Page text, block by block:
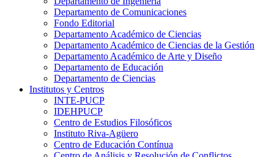
Departamento de Comunicaciones
Fondo Editorial
Departamento Académico de Ciencias
Departamento Académico de Ciencias de la Gestión
Departamento Académico de Arte y Diseño
Departamento de Educación
Departamento de Ciencias
Institutos y Centros
INTE-PUCP
IDEHPUCP
Centro de Estudios Filosóficos
Instituto Riva-Agüero
Centro de Educación Contínua